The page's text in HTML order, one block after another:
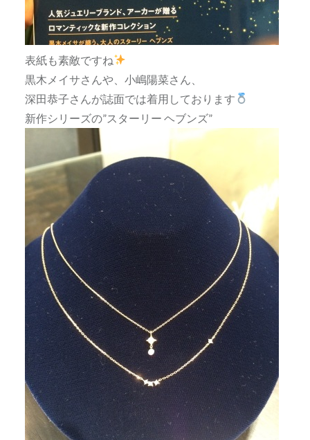
表紙も素敵ですね
黒木メイサさんや、小嶋陽菜さん、
深田恭子さんが誌面では着用しております
新作シリーズの”スターリー ヘブンズ”